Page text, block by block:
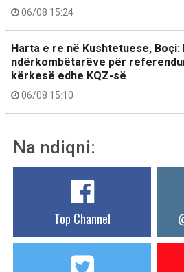
06/08 15:24
Harta e re në Kushtetuese, Boçi:
ndërkombëtarëve për
kërkesë edhe KQZ-së
06/08 15:10
Na ndiqni:
Top Channel